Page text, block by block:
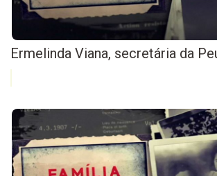
Ermelinda Viana, secretária da